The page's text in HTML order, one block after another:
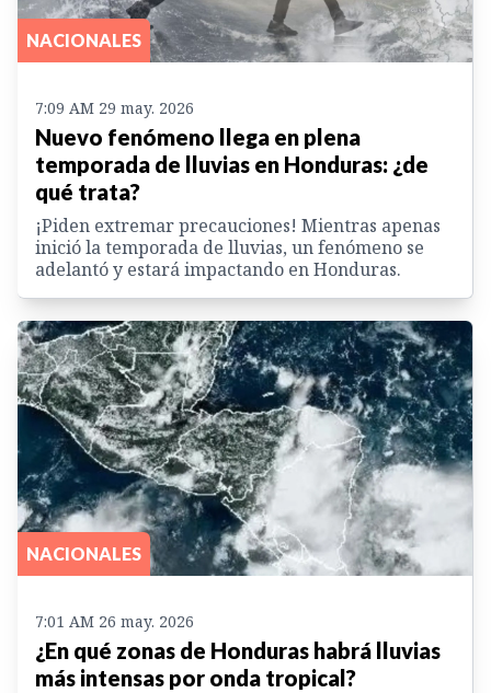
NACIONALES
7:09 AM 29 may. 2026
Nuevo fenómeno llega en plena
temporada de lluvias en Honduras: ¿de
qué trata?
¡Piden extremar precauciones! Mientras apenas
inició la temporada de lluvias, un fenómeno se
adelantó y estará impactando en Honduras.
NACIONALES
7:01 AM 26 may. 2026
¿En qué zonas de Honduras habrá lluvias
más intensas por onda tropical?